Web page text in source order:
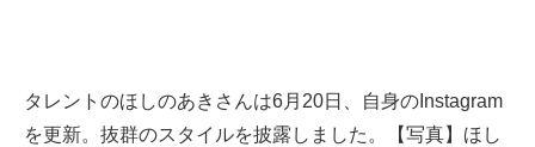
タレントのほしのあきさんは6月20日、自身のInstagram
を更新。抜群のスタイルを披露しました。【写真】ほし